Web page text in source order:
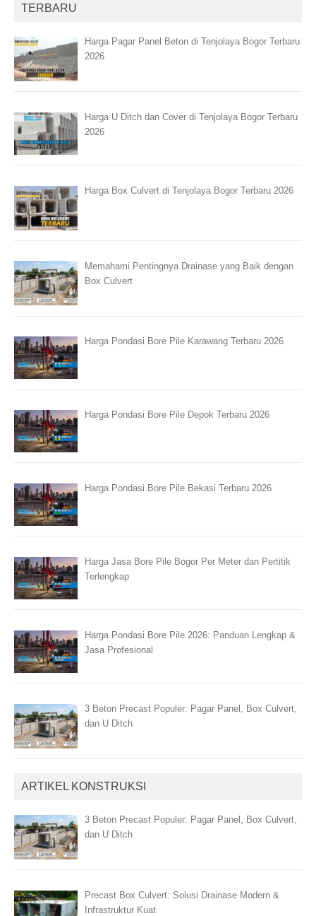
TERBARU
Harga Pagar Panel Beton di Tenjolaya Bogor Terbaru
2026
Harga U Ditch dan Cover di Tenjolaya Bogor Terbaru
2026
Harga Box Culvert di Tenjolaya Bogor Terbaru 2026
Memahami Pentingnya Drainase yang Baik dengan
Box Culvert
Harga Pondasi Bore Pile Karawang Terbaru 2026
Harga Pondasi Bore Pile Depok Terbaru 2026
Harga Pondasi Bore Pile Bekasi Terbaru 2026
Harga Jasa Bore Pile Bogor Per Meter dan Pertitik
Terlengkap
Harga Pondasi Bore Pile 2026: Panduan Lengkap &
Jasa Profesional
3 Beton Precast Populer: Pagar Panel, Box Culvert,
dan U Ditch
ARTIKEL KONSTRUKSI
3 Beton Precast Populer: Pagar Panel, Box Culvert,
dan U Ditch
Precast Box Culvert: Solusi Drainase Modern &
Infrastruktur Kuat